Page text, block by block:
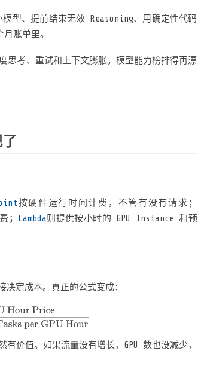
型、提前结束无效 Reasoning、用确定性代码
账单里。
思考、重试和上下文膨胀。模型能力榜排得再漂
按硬件运行时间计费，不管有没有请求；
； Lambda则提供按小时的 GPU Instance 和预
定成本。真正的公式变成：
价值。如果流量没有增长，GPU 数也没减少，